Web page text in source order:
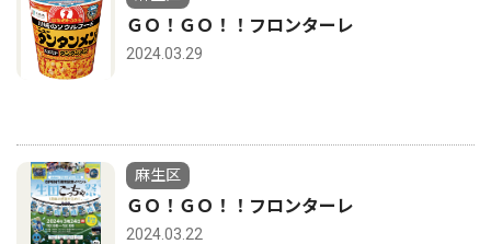
ＧＯ！ＧＯ！！フロンターレ
2024.03.29
麻生区
ＧＯ！ＧＯ！！フロンターレ
2024.03.22